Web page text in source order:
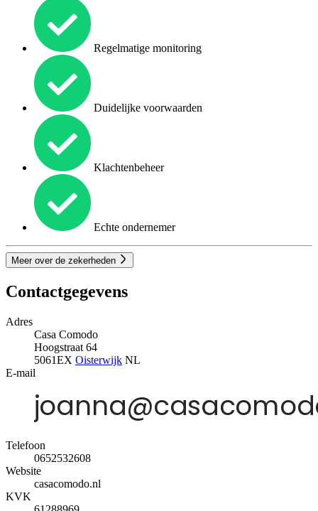
Regelmatige monitoring
Duidelijke voorwaarden
Klachtenbeheer
Echte ondernemer
Meer over de zekerheden
Contactgegevens
Adres
Casa Comodo
Hoogstraat 64
5061EX Oisterwijk NL
E-mail
Telefoon
0652532608
Website
casacomodo.nl
KVK